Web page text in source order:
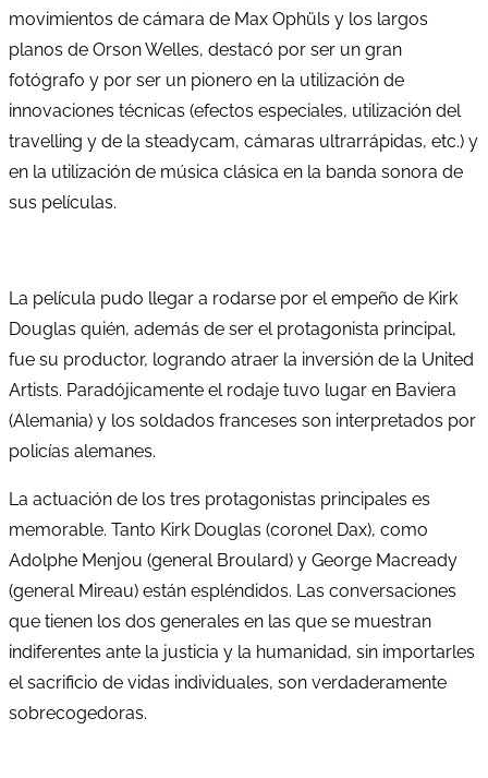
movimientos de cámara de Max Ophüls y los largos
planos de Orson Welles, destacó por ser un gran
fotógrafo y por ser un pionero en la utilización de
innovaciones técnicas (efectos especiales, utilización del
travelling y de la steadycam, cámaras ultrarrápidas, etc.) y
en la utilización de música clásica en la banda sonora de
sus películas.
La película pudo llegar a rodarse por el empeño de Kirk
Douglas quién, además de ser el protagonista principal,
fue su productor, logrando atraer la inversión de la United
Artists. Paradójicamente el rodaje tuvo lugar en Baviera
(Alemania) y los soldados franceses son interpretados por
policías alemanes.
La actuación de los tres protagonistas principales es
memorable. Tanto Kirk Douglas (coronel Dax), como
Adolphe Menjou (general Broulard) y George Macready
(general Mireau) están espléndidos. Las conversaciones
que tienen los dos generales en las que se muestran
indiferentes ante la justicia y la humanidad, sin importarles
el sacrificio de vidas individuales, son verdaderamente
sobrecogedoras.